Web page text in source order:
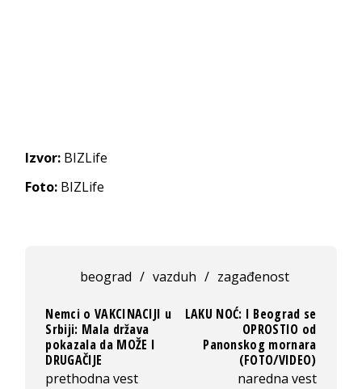
Izvor: BIZLife
Foto: BIZLife
beograd / vazduh / zagađenost
Nemci o VAKCINACIJI u
Srbiji: Mala država
pokazala da MOŽE I
DRUGAČIJE
prethodna vest
LAKU NOĆ: I Beograd se
OPROSTIO od
Panonskog mornara
(FOTO/VIDEO)
naredna vest